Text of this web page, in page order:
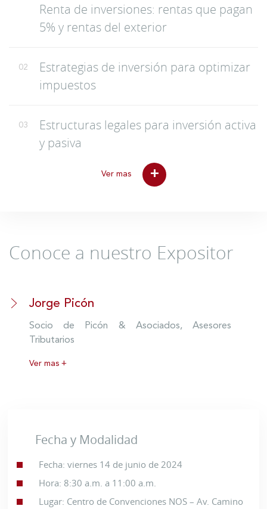
Renta de inversiones: rentas que pagan
5% y rentas del exterior
02
Estrategias de inversión para optimizar
impuestos
03
Estructuras legales para inversión activa
y pasiva
Ver mas +
Conoce a nuestro Expositor
Jorge Picón
Socio de Picón & Asociados, Asesores
Tributarios
Ver mas +
Fecha y Modalidad
Fecha: viernes 14 de junio de 2024
Hora: 8:30 a.m. a 11:00 a.m.
Lugar: Centro de Convenciones NOS – Av. Camino